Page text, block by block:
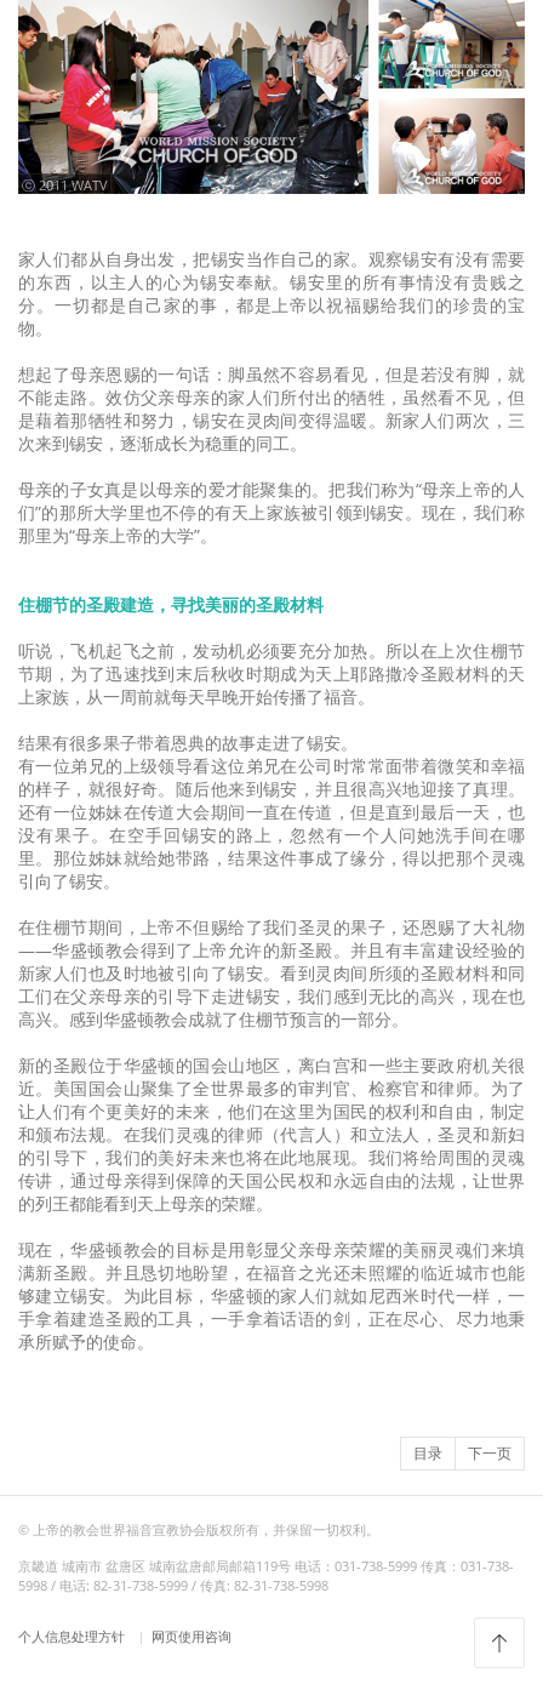
ⓒ 2011 WATV
家人们都从自身出发，把锡安当作自己的家。观察锡安有没有需要
的东西，以主人的心为锡安奉献。锡安里的所有事情没有贵贱之
分。一切都是自己家的事，都是上帝以祝福赐给我们的珍贵的宝
物。
想起了母亲恩赐的一句话：脚虽然不容易看见，但是若没有脚，就
不能走路。效仿父亲母亲的家人们所付出的牺牲，虽然看不见，但
是藉着那牺牲和努力，锡安在灵肉间变得温暖。新家人们两次，三
次来到锡安，逐渐成长为稳重的同工。
母亲的子女真是以母亲的爱才能聚集的。把我们称为“母亲上帝的人
们”的那所大学里也不停的有天上家族被引领到锡安。现在，我们称
那里为“母亲上帝的大学”。
住棚节的圣殿建造，寻找美丽的圣殿材料
听说，飞机起飞之前，发动机必须要充分加热。所以在上次住棚节
节期，为了迅速找到末后秋收时期成为天上耶路撒冷圣殿材料的天
上家族，从一周前就每天早晚开始传播了福音。
结果有很多果子带着恩典的故事走进了锡安。
有一位弟兄的上级领导看这位弟兄在公司时常常面带着微笑和幸福
的样子，就很好奇。随后他来到锡安，并且很高兴地迎接了真理。
还有一位姊妹在传道大会期间一直在传道，但是直到最后一天，也
没有果子。在空手回锡安的路上，忽然有一个人问她洗手间在哪
里。那位姊妹就给她带路，结果这件事成了缘分，得以把那个灵魂
引向了锡安。
在住棚节期间，上帝不但赐给了我们圣灵的果子，还恩赐了大礼物
——华盛顿教会得到了上帝允许的新圣殿。并且有丰富建设经验的
新家人们也及时地被引向了锡安。看到灵肉间所须的圣殿材料和同
工们在父亲母亲的引导下走进锡安，我们感到无比的高兴，现在也
高兴。感到华盛顿教会成就了住棚节预言的一部分。
新的圣殿位于华盛顿的国会山地区，离白宫和一些主要政府机关很
近。美国国会山聚集了全世界最多的审判官、检察官和律师。为了
让人们有个更美好的未来，他们在这里为国民的权利和自由，制定
和颁布法规。在我们灵魂的律师（代言人）和立法人，圣灵和新妇
的引导下，我们的美好未来也将在此地展现。我们将给周围的灵魂
传讲，通过母亲得到保障的天国公民权和永远自由的法规，让世界
的列王都能看到天上母亲的荣耀。
现在，华盛顿教会的目标是用彰显父亲母亲荣耀的美丽灵魂们来填
满新圣殿。并且恳切地盼望，在福音之光还未照耀的临近城市也能
够建立锡安。为此目标，华盛顿的家人们就如尼西米时代一样，一
手拿着建造圣殿的工具，一手拿着话语的剑，正在尽心、尽力地秉
承所赋予的使命。
目录 下一页
© 上帝的教会世界福音宣教协会版权所有，并保留一切权利。
京畿道 城南市 盆唐区 城南盆唐邮局邮箱119号 电话：031-738-5999 传真：031-738-
5998 / 电话: 82-31-738-5999 / 传真: 82-31-738-5998
个人信息处理方针 网页使用咨询